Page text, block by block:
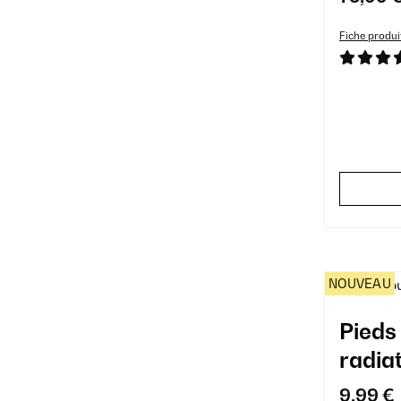
Fiche
9,99 €
NOUVEAU